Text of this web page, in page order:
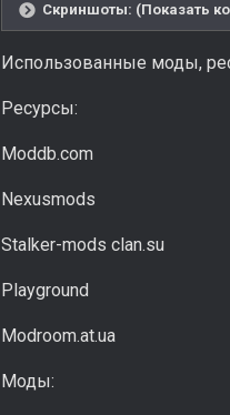
Скриншоты: (Показать
Использованные моды,
Ресурсы:
Moddb.com
Nexusmods
Stalker-mods clan.su
Playground
Modroom.at.ua
Моды: